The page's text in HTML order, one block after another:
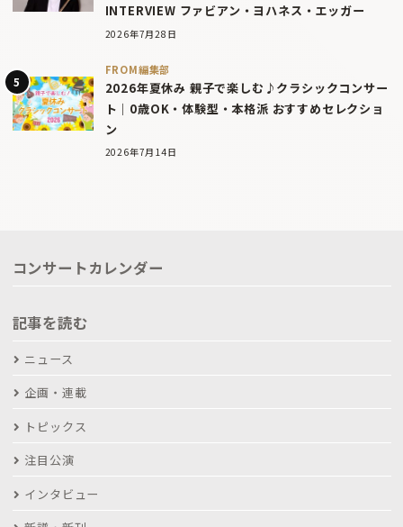
INTERVIEW ファビアン・ヨハネス・エッガー
2026年7月28日
FROM編集部
2026年夏休み 親子で楽しむ♪クラシックコンサー
ト｜0歳OK・体験型・本格派 おすすめセレクショ
ン
2026年7月14日
コンサートカレンダー
記事を読む
ニュース
企画・連載
トピックス
注目公演
インタビュー